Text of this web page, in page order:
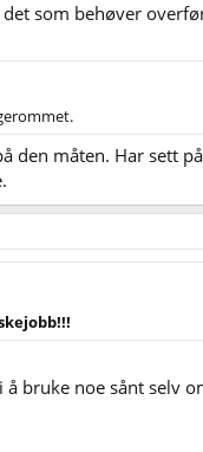
som behøver
måten. Har sett
bruke noe sånt selv